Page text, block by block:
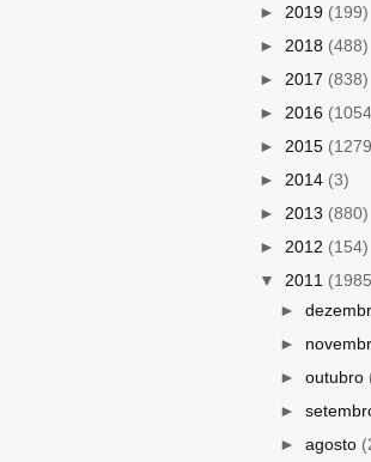
► 2019 (199)
► 2018 (488)
► 2017 (838)
► 2016
► 2015
► 2014 (3)
► 2013 (880)
► 2012 (154)
▼ 2011
►
►
► outubro
►
► agosto